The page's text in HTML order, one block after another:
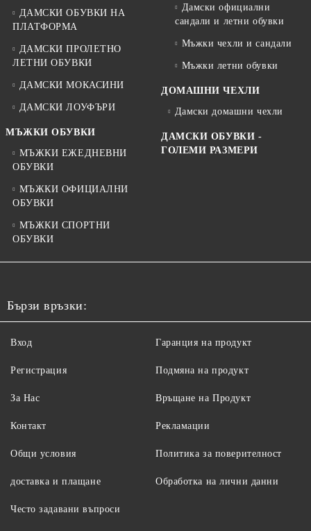
ДАМСКИ ОБУВКИ НА
ПЛАТФОРМА
ДАМСКИ ПРОЛЕТНО
ЛЕТНИ ОБУВКИ
ДАМСКИ МОКАСИНИ
ДАМСКИ ЛОУФЪРИ
МЪЖКИ ОБУВКИ
МЪЖКИ ЕЖЕДНЕВНИ
ОБУВКИ
МЪЖКИ ОФИЦИАЛНИ
ОБУВКИ
МЪЖКИ СПОРТНИ
ОБУВКИ
Дамски официални
сандали и летни обувки
Мъжки чехли и сандали
Мъжки летни обувки
ДОМАШНИ ЧЕХЛИ
Дамски домашни чехли
ДАМСКИ ОБУВКИ -
ГОЛЕМИ РАЗМЕРИ
Бързи връзки:
Вход
Регистрация
За Нас
Контакт
Общи условия
доставка и плащане
Гаранция на продукт
Подмяна на продукт
Връщане на Продукт
Рекламации
Политика за поверителност
Обработка на лични данни
Често задавани въпроси